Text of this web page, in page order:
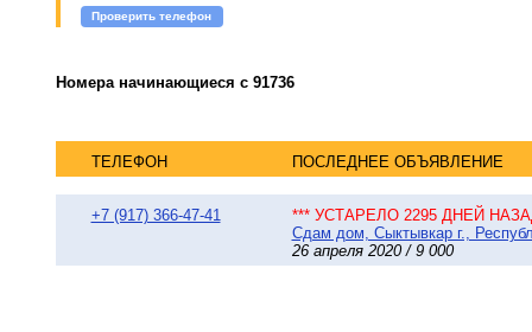
Проверить телефон
Номера начинающиеся с 91736
ТЕЛЕФОН ПОСЛЕДНЕЕ ОБЪЯВЛЕНИЕ
+7 (917) 366-47-41
*** УСТАРЕЛО 2295 ДНЕЙ
Сдам дом, Сыктывкар г.,
26 апреля 2020 / 9 000